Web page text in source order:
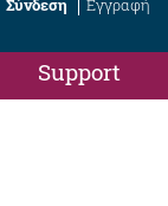
Σύνδεση Εγγραφή
Support